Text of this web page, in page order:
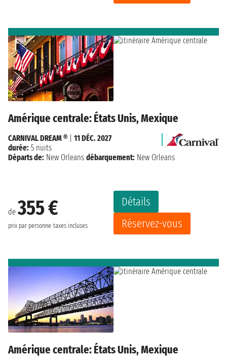
Amérique centrale: États Unis, Mexique
de355 €
prix par personne taxes incluses
Détails
Réservez-vous
CARNIVAL DREAM ®
11 DÉC. 2027
durée: 5 nuits
Départs de: New Orleans débarquement: New Orleans
Amérique centrale: États Unis, Mexique